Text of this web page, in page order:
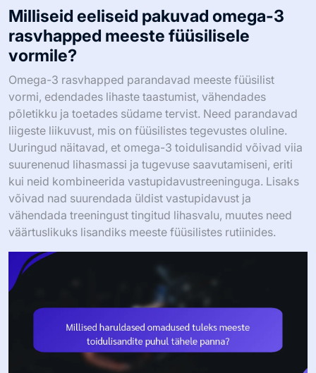
Milliseid eeliseid pakuvad omega-3
rasvhapped meeste füüsilisele
vormile?
Omega-3 rasvhapped parandavad meeste füüsilist
vormi, edendades lihaste taastumist, vähendades
põletikku ja toetades südame tervist. Need parandavad
liigeste liikuvust, mis on füüsilistes tegevustes oluline.
Uuringud näitavad, et omega-3 toidulisandid võivad viia
suurenenud lihasmassi ja tugevuse saavutamiseni, eriti
kui neid kombineerida vastupidavustreeninguga. Lisaks
võivad nad suurendada üldist vastupidavust ja
vähendada treeningust tingitud lihasvalu, muutes need
väärtuslikuks lisandiks meeste füüsilistes rutiinides.